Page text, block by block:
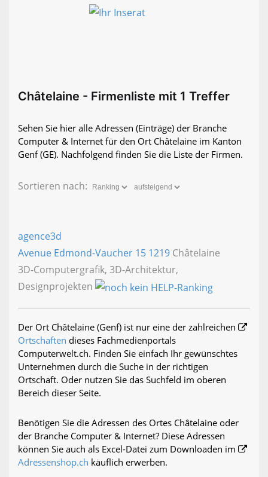
Châtelaine - Firmenliste mit 1 Treffer
Sehen Sie hier alle Adressen (Einträge) der Branche
Computer & Internet für den Ort Châtelaine im Kanton
Genf (GE). Nachfolgend finden Sie die Liste der Firmen.
Sortieren nach:
agence3d
Avenue Edmond-Vaucher 15 1219 Châtelaine
3D-Computergrafik, 3D-Architektur,
Designprojekten
Der Ort Châtelaine (Genf) ist nur eine der zahlreichen
Ortschaften dieses Fachmedienportals
Computerwelt.ch. Finden Sie einfach Ihr gewünschtes
Unternehmen durch die Suche in der richtigen
Ortschaft. Oder nutzen Sie das Suchfeld im oberen
Bereich dieser Seite.
Benötigen Sie die Adressen des Ortes Châtelaine oder
der Branche Computer & Internet? Diese Adressen
können Sie auch als Excel-Datei zum Downloaden im
Adressenshop.ch käuflich erwerben.